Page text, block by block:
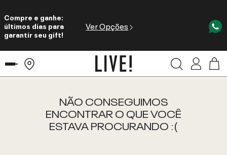
Compre e ganhe:
últimos dias para
garantir seu gift!
Ver Opções
NÃO CONSEGUIMOS
ENCONTRAR O QUE VOCÊ
ESTAVA PROCURANDO :(